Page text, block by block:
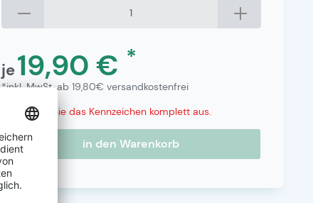
je19,90 € *
*inkl. MwSt. ab 19,80€ versandkostenfrei
Bitte füllen Sie das Kennzeichen komplett aus.
in den Warenkorb